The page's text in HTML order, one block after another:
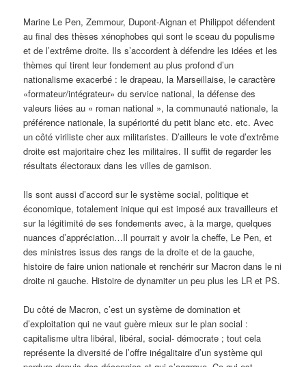
Marine Le Pen, Zemmour, Dupont-Aignan et Philippot défendent
au final des thèses xénophobes qui sont le sceau du populisme
et de l’extrême droite. Ils s’accordent à défendre les idées et les
thèmes qui tirent leur fondement au plus profond d’un
nationalisme exacerbé : le drapeau, la Marseillaise, le caractère
«formateur/intégrateur» du service national, la défense des
valeurs liées au « roman national », la communauté nationale, la
préférence nationale, la supériorité du petit blanc etc. etc. Avec
un côté viriliste cher aux militaristes. D’ailleurs le vote d’extrême
droite est majoritaire chez les militaires. Il suffit de regarder les
résultats électoraux dans les villes de garnison.
Ils sont aussi d’accord sur le système social, politique et
économique, totalement inique qui est imposé aux travailleurs et
sur la légitimité de ses fondements avec, à la marge, quelques
nuances d’appréciation…Il pourrait y avoir la cheffe, Le Pen, et
des ministres issus des rangs de la droite et de la gauche,
histoire de faire union nationale et renchérir sur Macron dans le ni
droite ni gauche. Histoire de dynamiter un peu plus les LR et PS.
Du côté de Macron, c’est un système de domination et
d’exploitation qui ne vaut guère mieux sur le plan social :
capitalisme ultra libéral, libéral, social- démocrate ; tout cela
représente la diversité de l’offre inégalitaire d’un système qui